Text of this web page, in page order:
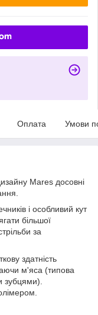
Оплата Умови
Mares досовні
і особливий кут
більшої
за
здатність
м'яса (типова
зубцями).